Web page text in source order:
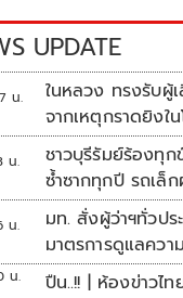
UPDATE
น.
ในหลวง ทรงรับผู้
จากเหตุกราดยิงใน
พระบรมราชานุเคร
น.
ชาวบุรีรัมย์ร้องทุก
ซ้ำซากทุกปี รถเล็
งานเร่งแก้ไข
น.
มท. สั่งผู้ว่าฯทั่วปร
มาตรการดูแลคว
ศึกษา
น. ปืน..!! | ห้องข่าวไ